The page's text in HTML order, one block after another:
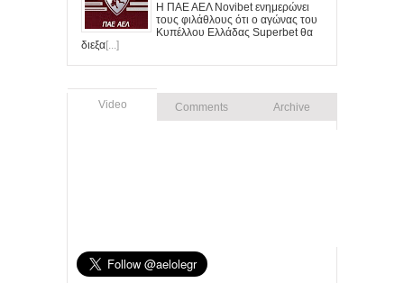
Η ΠΑΕ ΑΕΛ Novibet ενημερώνει
τους φιλάθλους ότι ο αγώνας του
Κυπέλλου Ελλάδας Superbet θα
διεξα[...]
Video Comments Archive